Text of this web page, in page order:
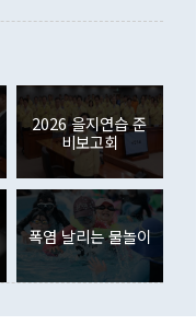
회담'에 대해 "이상
럼(EEF)'을 언급하
데 대해서도 조 장관
나가지 않았다"고
내 조율을 거치지
국호 사용, 9·19 군
사안이 아니어서 월
업무보고를 듣고 난
고 재차 확인했다. 정
안전보장회의(NSC)
깝다"며 "안보 관
겠다고 업무보고를
'고 주장한 것은 심각
효과로 배당지급이
접투자에서는 내국
가 46억3000만달러
도세가 이어졌다. 외
316억1000만달러
순매도 기록을 다시
자금 유입에도
만달러를 기록했
만달러 증가했
2026 을지연습 준
비보고회
폭염 날리는 물놀이